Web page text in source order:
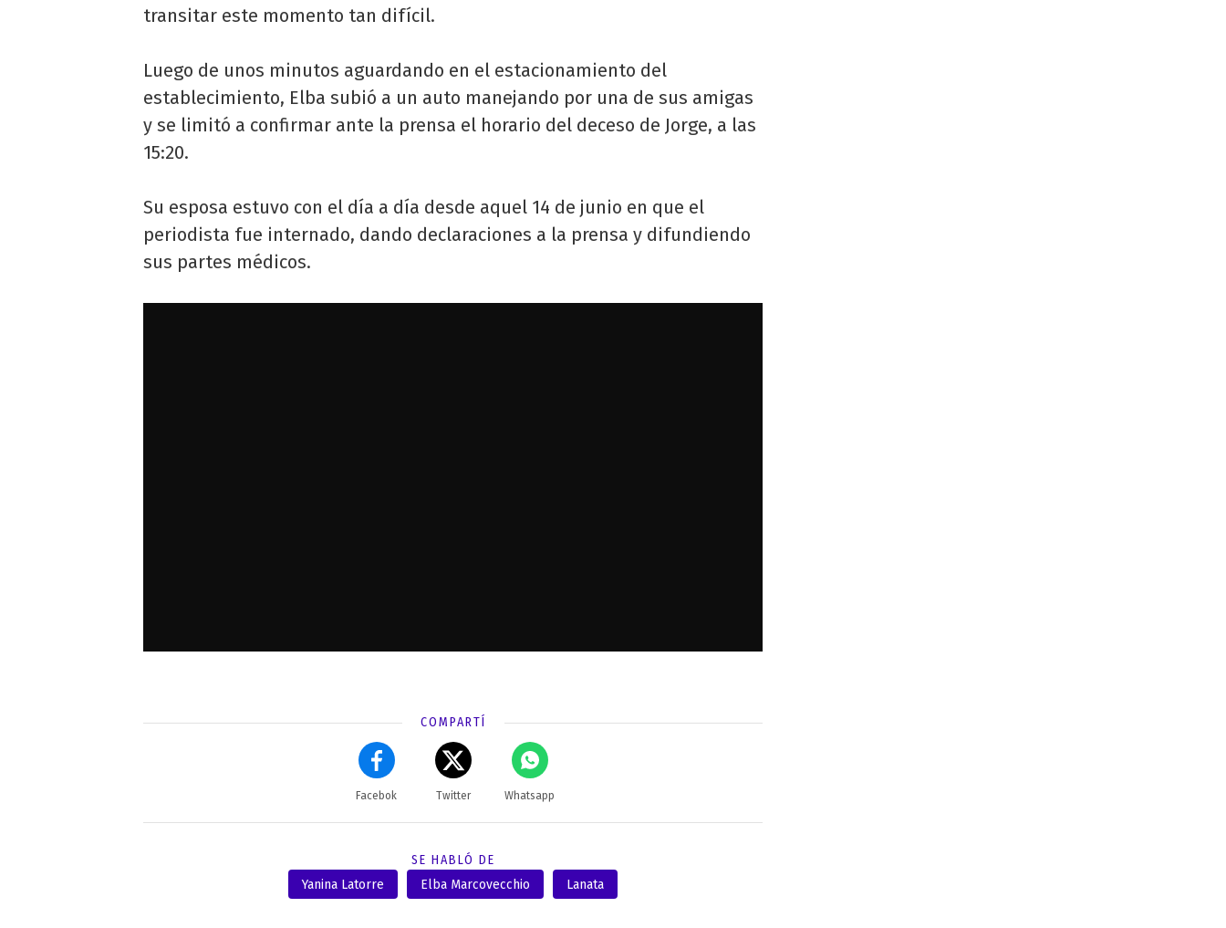
transitar este momento tan difícil.
Luego de unos minutos aguardando en el estacionamiento del
establecimiento, Elba subió a un auto manejando por una de sus amigas
y se limitó a confirmar ante la prensa el horario del deceso de Jorge, a las
15:20.
Su esposa estuvo con el día a día desde aquel 14 de junio en que el
periodista fue internado, dando declaraciones a la prensa y difundiendo
sus partes médicos.
COMPARTÍ
Facebok Twitter Whatsapp
SE HABLÓ DE
Yanina Latorre
Elba Marcovecchio Lanata